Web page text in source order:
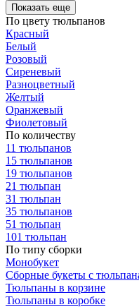
Показать еще
По цвету тюльпанов
Красный
Белый
Розовый
Сиреневый
Разноцветный
Желтый
Оранжевый
Фиолетовый
По количеству
11 тюльпанов
15 тюльпанов
19 тюльпанов
21 тюльпан
31 тюльпан
35 тюльпанов
51 тюльпан
101 тюльпан
По типу сборки
Монобукет
Сборные букеты с
Тюльпаны в корзине
Тюльпаны в коробке